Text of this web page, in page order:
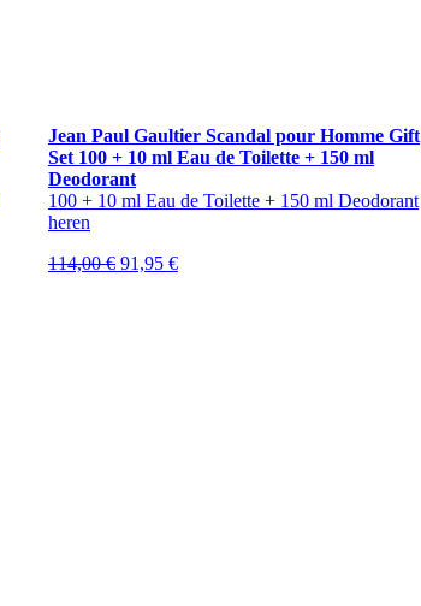
Jean Paul Gaultier Scandal pour Homme Gift
Set 100 + 10 ml Eau de Toilette + 150 ml
Deodorant
100 + 10 ml Eau de Toilette + 150 ml Deodorant
heren
114,00€ Oorspronkelijke
91,95 €Huidige